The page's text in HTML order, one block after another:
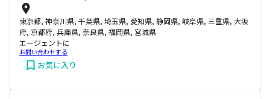
東京都, 神奈川県, 千葉県, 埼玉県, 愛知県, 静岡県, 岐阜県, 三重県, 大阪
府, 京都府, 兵庫県, 奈良県, 福岡県, 宮城県
エージェントに
お問い合わせする
お気に入り